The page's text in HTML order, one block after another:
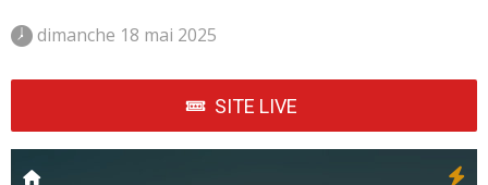
dimanche 18 mai 2025
SITE LIVE